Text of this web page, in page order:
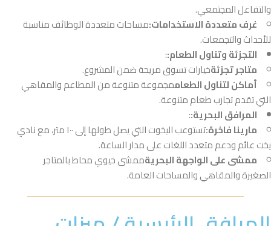
والتفاعل المجتمعي.
غرف متعددة الاستخدامات:مساحات متعددة الوظائف مناسبة
للأحداث والتجمعات.
التجزئة وتناول الطعام::
متاجر تجزئةخيارات تسوق مريحة ضمن المشروع.
أماكن لتناول الطعاممجموعة متنوعة من المطاعم والمقاهي
التي تقدم تجارب طعام متنوعة.
المرافق البحرية::
مارينا فاخرة:
تستوعب اليخوت التي يصل طولها إلى ١٠٠ متر، مع نادي
يخت عائم ودعم متعدد اللغات على مدار الساعة.
ممشى على الواجهة البحريةممشى حيوي محاط بالمتاجر
الصغيرة والمقاهي والمساحات العامة.